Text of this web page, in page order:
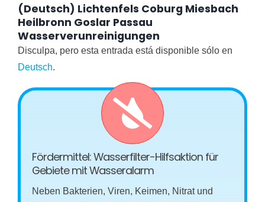
(Deutsch) Lichtenfels Coburg Miesbach
Heilbronn Goslar Passau
Wasserverunreinigungen
Disculpa, pero esta entrada está disponible sólo en
Deutsch.
Fördermittel: Wasserfilter-Hilfsaktion für
Gebiete mit Wasseralarm
Neben Bakterien, Viren, Keimen, Nitrat und